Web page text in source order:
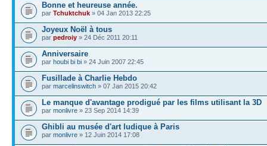
Bonne et heureuse année.
par Tchuktchuk » 04 Jan 2013 22:25
Joyeux Noël à tous
par pedroiy » 24 Déc 2011 20:11
Anniversaire
par houbi bi bi » 24 Juin 2007 22:45
Fusillade à Charlie Hebdo
par marcelinswitch » 07 Jan 2015 20:42
Le manque d'avantage prodigué par les films utilisant la 3D
par monlivre » 23 Sep 2014 14:39
Ghibli au musée d'art ludique à Paris
par monlivre » 12 Juin 2014 17:08